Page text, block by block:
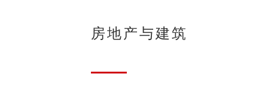
房地产与建筑